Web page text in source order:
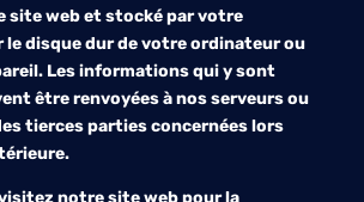
site web et stocké par votre
le disque dur de votre ordinateur ou
Les informations qui y sont
être renvoyées à nos serveurs ou
tierces parties concernées lors
notre site web pour la